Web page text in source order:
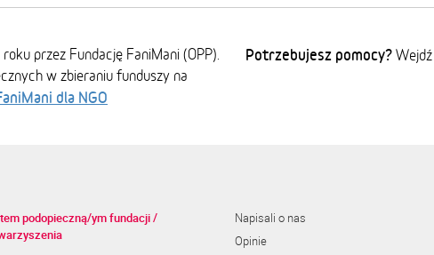
przez Fundację FaniMani (OPP).
w zbieraniu funduszy na
dla NGO
Potrzebujesz pomocy?
podopieczną/ym fundacji /
Napisali o nas
Opinie